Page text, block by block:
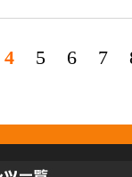
4 5 6 7